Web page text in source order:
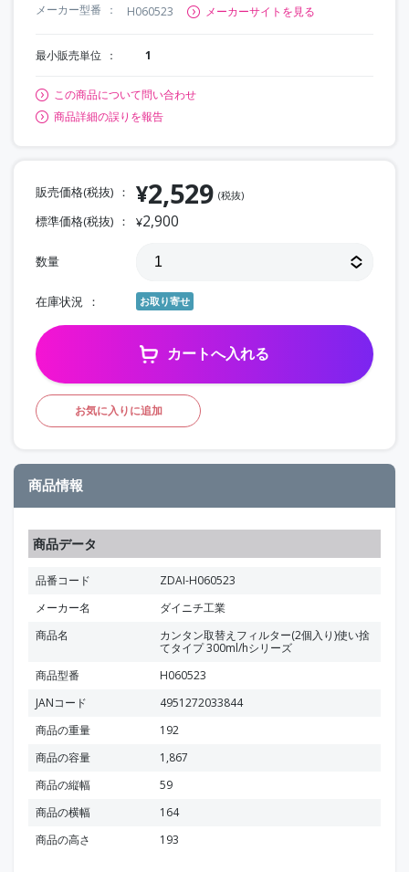
メーカー型番
H060523 メーカーサイトを見る
最小販売単位 1
この商品について問い合わせ
商品詳細の誤りを報告
販売価格(税抜) ¥2,529 (税抜)
標準価格(税抜) ¥2,900
数量
在庫状況 お取り寄せ
カートへ入れる
お気に入りに追加
商品情報
商品データ
品番コード
ZDAI-H060523
メーカー名
ダイニチ工業
商品名
カンタン取替えフィルター(2個入り)使い捨
てタイプ 300ml/hシリーズ
商品型番
H060523
JANコード
4951272033844
商品の重量
192
商品の容量
1,867
商品の縦幅
59
商品の横幅
164
商品の高さ
193